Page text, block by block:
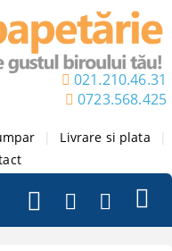
021.210.46.31
0723.568.425
Livrare si plata